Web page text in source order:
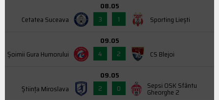
Cetatea Suceava
08.05
3
1 Sporting Liești
Şoimii Gura Humorului
09.05
4
2 CS Blejoi
Știința Miroslava
09.05
2
0 Sepsi OSK Sfântu
Gheorghe 2